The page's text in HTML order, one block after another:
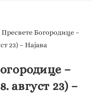
–
август 23) –